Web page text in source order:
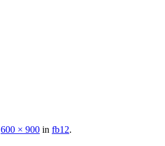
600 × 900 in fb12.